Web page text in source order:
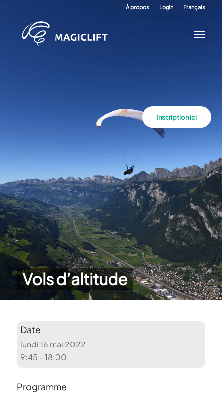
À propos Login Français
Vols d’altitude
Inscription ici
Date
lundi 16 mai 2022
9:45 - 18:00
Programme